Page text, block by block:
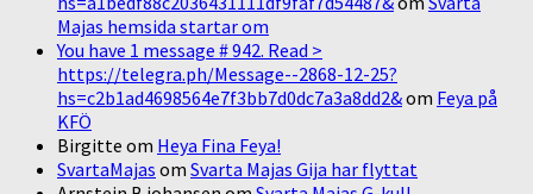
Majas hemsida startar om
You have 1 message # 942. Read >
https://telegra.ph/Message--2868-12-25?
hs=c2b1ad4698564e7f3bb7d0dc7a3a8dd2&om Feya på
KFÖ
Birgitte om Heya Fina Feya!
SvartaMajas om Svarta Majas Gija har flyttat